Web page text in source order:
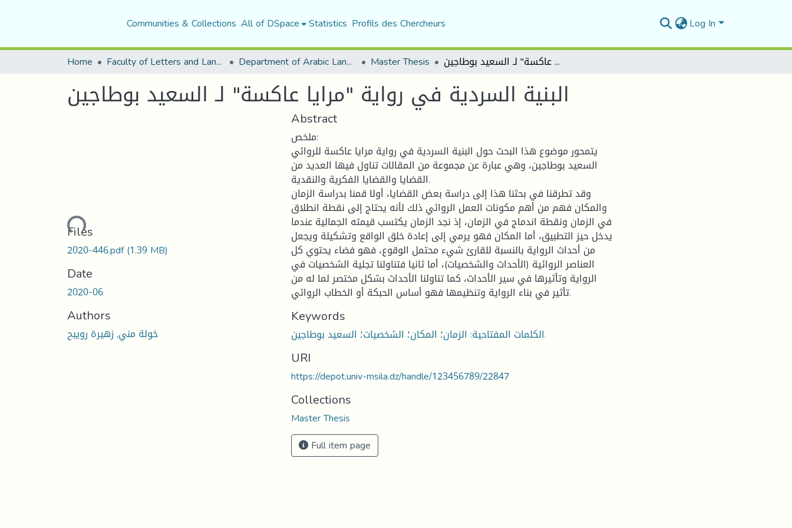
Communities & Collections All of DSpace Statistics Profils des Chercheurs Log In
Home Faculty of Letters and Languages Department of Arabic Language and Literature Master Thesis البنية السردية في رواية "مرايا عاكسة" لـ السعيد بوطاجين
البنية السردية في رواية "مرايا عاكسة" لـ السعيد بوطاجين
Loading...
Files
2020-446.pdf(1.39 MB)
Date
2020-06
Authors
خولة مني, زهيرة رويبح
Abstract
ملخص:
يتمحور موضوع هذا البحث حول البنية السردية في رواية مرايا عاكسة للروائي
السعيد بوطاجين، وهي عبارة عن مجموعة من المقالات تناول فيها العديد من
القضايا والقضايا الفكرية والنقدية.
وقد تطرقنا في بحثنا هذا إلى دراسة بعض القضايا، أولا قمنا بدراسة الزمان
والمكان فهم من أهم مكونات العمل الروائي ذلك لأنه يحتاج إلى نقطة انطلاق
في الزمان ونقطة اندماج في الزمان، إذ نجد الزمان يكتسب قيمته الجمالية عندما
يدخل حيز التطبيق، أما المكان فهو يرمي إلى إعادة خلق الواقع وتشكيلة ويجعل
من أحداث الرواية بالنسبة للقارئ شيء محتمل الوقوع، فهو فضاء يحتوي كل
العناصر الروائية (الأحداث والشخصيات)، أما ثانيا فتناولنا تجلية الشخصيات في
الرواية وتأثيرها في سير الأحداث، كما تناولنا الأحداث بشكل مختصر لما له من
تأثير في بناء الرواية وتنظيمها فهو أساس الحبكة أو الخطاب الروائي.
Keywords
الكلمات المفتاحية: الزمان؛ المكان؛ الشخصيات؛ السعيد بوطاجين.
URI
https://depot.univ-msila.dz/handle/123456789/22847
Collections
Master Thesis
Full item page